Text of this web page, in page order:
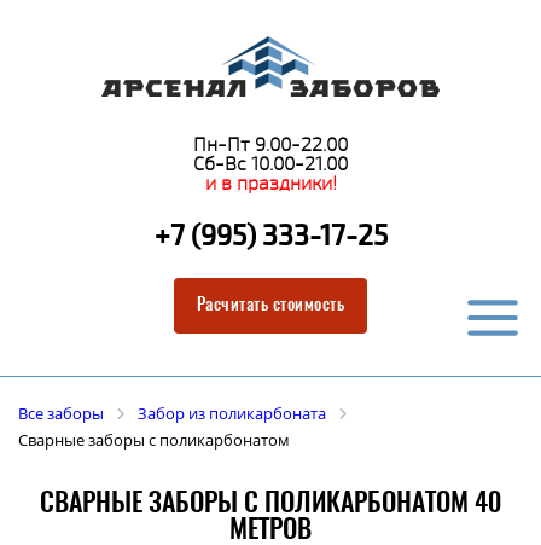
Пн-Пт 9.00-22.00
Сб-Вс 10.00-21.00
и в праздники!
+7 (995) 333-17-25
Расчитать стоимость
Все заборы
Забор из поликарбоната
Сварные заборы с поликарбонатом
СВАРНЫЕ ЗАБОРЫ С ПОЛИКАРБОНАТОМ 40
МЕТРОВ